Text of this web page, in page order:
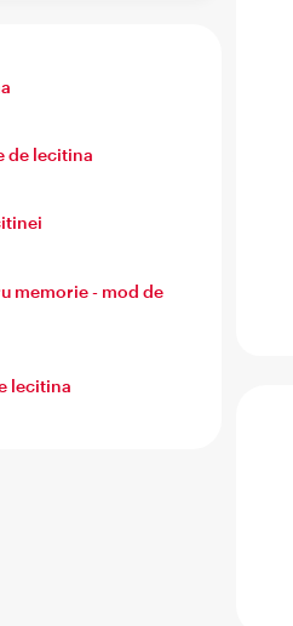
de lecitina
memorie - mod de
lecitina